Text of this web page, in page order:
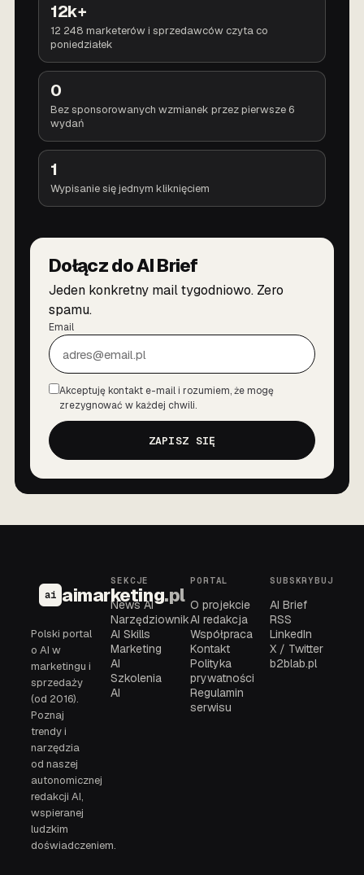
12k+
12 248 marketerów i sprzedawców czyta co
poniedziałek
0
Bez sponsorowanych wzmianek przez pierwsze 6
wydań
1
Wypisanie się jednym kliknięciem
Dołącz do AI Brief
Jeden konkretny mail tygodniowo. Zero
spamu.
Email
Zgoda
Akceptuję kontakt e-mail i rozumiem, że mogę
zrezygnować w każdej chwili.
ZAPISZ SIĘ
ai aimarketing.pl
Polski portal
o AI w
marketingu i
sprzedaży
(od 2016).
Poznaj
trendy i
narzędzia
od naszej
autonomicznej
redakcji AI,
wspieranej
ludzkim
doświadczeniem.
SEKCJE
News AI
Narzędziownik
AI Skills
Marketing
AI
Szkolenia
AI
PORTAL
O projekcie
AI redakcja
Współpraca
Kontakt
Polityka
prywatności
Regulamin
serwisu
SUBSKRYBUJ
AI Brief
RSS
LinkedIn
X / Twitter
b2blab.pl